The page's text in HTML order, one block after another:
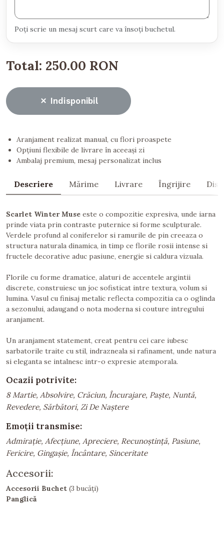
Poți scrie un mesaj scurt care va însoți buchetul.
Total: 250.00 RON
Indisponibil
Aranjament realizat manual, cu flori proaspete
Opțiuni flexibile de livrare în aceeași zi
Ambalaj premium, mesaj personalizat inclus
Descriere Mărime Livrare Îngrijire
Scarlet Winter Muse este o compozitie expresiva, unde iarna
prinde viata prin contraste puternice si forme sculpturale.
Verdele profund al coniferelor si ramurile de pin creeaza o
structura naturala dinamica, in timp ce florile rosii intense si
fructele decorative aduc pasiune, energie si caldura vizuala.
Florile cu forme dramatice, alaturi de accentele argintii
discrete, construiesc un joc sofisticat intre textura, volum si
lumina. Vasul cu finisaj metalic reflecta compozitia ca o oglinda
a sezonului, adaugand o nota moderna si couture intregului
aranjament.
Un aranjament statement, creat pentru cei care iubesc
sarbatorile traite cu stil, indrazneala si rafinament, unde natura
si eleganta se intalnesc intr-o expresie atemporala.
Ocazii potrivite:
8 Martie, Absolvire, Crăciun, Încurajare, Paște, Nuntă,
Revedere, Sărbători, Zi De Naștere
Emoții transmise:
Admirație, Afecțiune, Apreciere, Recunoștință, Pasiune,
Fericire, Gingașie, Încântare, Sinceritate
Accesorii:
Accesorii Buchet (3 bucăți)
Panglică